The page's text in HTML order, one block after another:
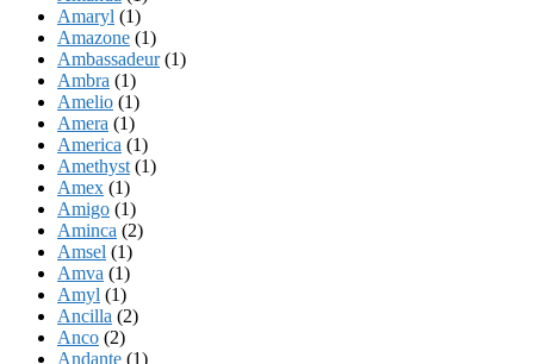
Amaryl (1)
Amazone (1)
Ambassadeur(1)
Ambra (1)
Amelio (1)
Amera (1)
America (1)
Amethyst (1)
Amex (1)
Amigo (1)
Aminca (2)
Amsel (1)
Amva (1)
Amyl (1)
Ancilla (2)
Anco (2)
Andante (1)